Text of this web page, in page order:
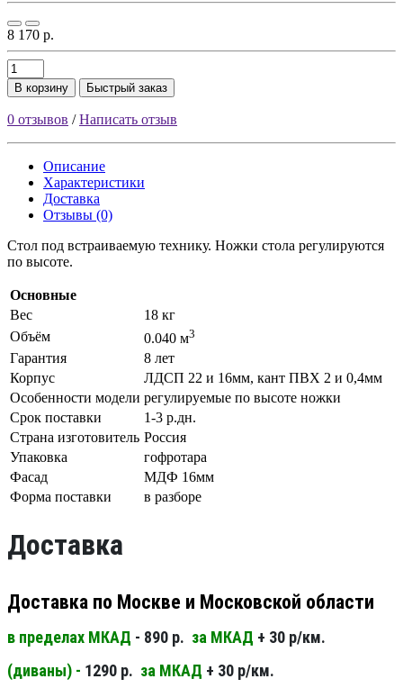
8 170 р.
В корзину Быстрый заказ
0 отзывов /Написать отзыв
Описание
Характеристики
Доставка
Отзывы (0)
Стол под встраиваемую технику. Ножки стола регулируются
по высоте.
Основные
Вес
18 кг
Объём
0.040 м3
Гарантия
8 лет
Корпус
ЛДСП 22 и 16мм, кант ПВХ 2 и 0,4мм
Особенности модели регулируемые по высоте ножки
Срок поставки
1-3 р.дн.
Страна изготовитель Россия
Упаковка
гофротара
Фасад
МДФ 16мм
Форма поставки
в разборе
Доставка
Доставка по Москве и Московской области
в пределах МКАД - 890 р. за МКАД + 30 р/км.
(диваны) - 1290 р. за МКАД + 30 р/км.